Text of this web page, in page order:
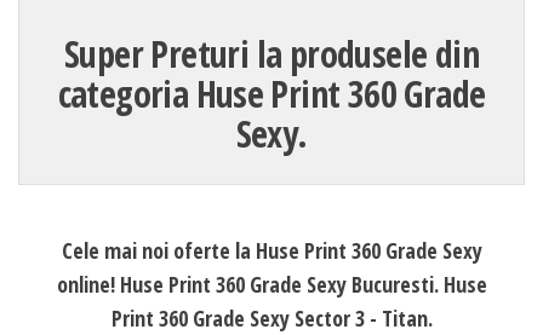
Super Preturi la produsele din
categoria Huse Print 360 Grade
Sexy.
Cele mai noi oferte la Huse Print 360 Grade Sexy
online! Huse Print 360 Grade Sexy Bucuresti. Huse
Print 360 Grade Sexy Sector 3 - Titan.